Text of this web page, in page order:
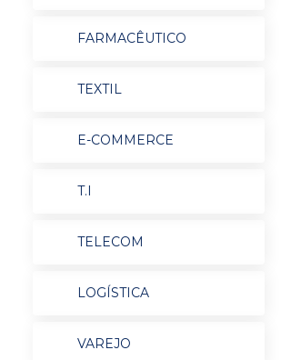
FARMACÊUTICO
TEXTIL
E-COMMERCE
T.I
TELECOM
LOGÍSTICA
VAREJO